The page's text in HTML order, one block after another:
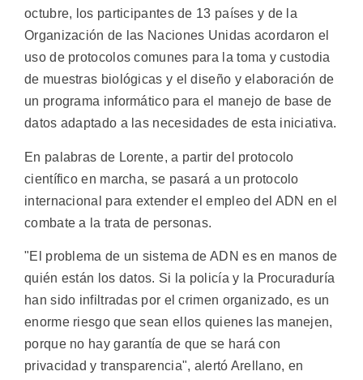
octubre, los participantes de 13 países y de la
Organización de las Naciones Unidas acordaron el
uso de protocolos comunes para la toma y custodia
de muestras biológicas y el diseño y elaboración de
un programa informático para el manejo de base de
datos adaptado a las necesidades de esta iniciativa.
En palabras de Lorente, a partir del protocolo
científico en marcha, se pasará a un protocolo
internacional para extender el empleo del ADN en el
combate a la trata de personas.
"El problema de un sistema de ADN es en manos de
quién están los datos. Si la policía y la Procuraduría
han sido infiltradas por el crimen organizado, es un
enorme riesgo que sean ellos quienes las manejen,
porque no hay garantía de que se hará con
privacidad y transparencia", alertó Arellano, en